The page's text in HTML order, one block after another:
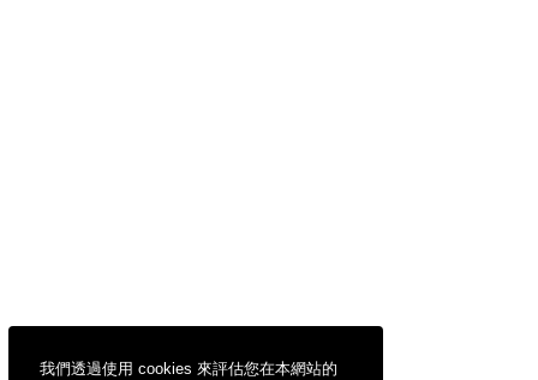
我們透過使用 cookies 來評估您在本網站的